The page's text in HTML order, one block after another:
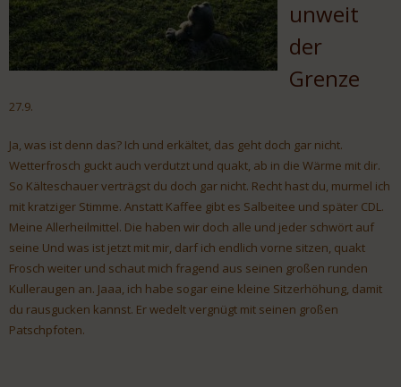
unweit
der
Grenze
27.9.
Ja, was ist denn das? Ich und erkältet, das geht doch gar nicht.
Wetterfrosch guckt auch verdutzt und quakt, ab in die Wärme mit dir.
So Kälteschauer verträgst du doch gar nicht. Recht hast du, murmel ich
mit kratziger Stimme. Anstatt Kaffee gibt es Salbeitee und später CDL.
Meine Allerheilmittel. Die haben wir doch alle und jeder schwört auf
seine Und was ist jetzt mit mir, darf ich endlich vorne sitzen, quakt
Frosch weiter und schaut mich fragend aus seinen großen runden
Kulleraugen an. Jaaa, ich habe sogar eine kleine Sitzerhöhung, damit
du rausgucken kannst. Er wedelt vergnügt mit seinen großen
Patschpfoten.